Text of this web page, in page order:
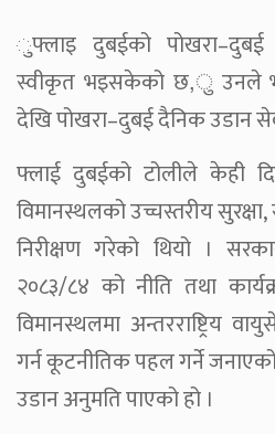
ुफ्लाइ दुबईको पोखरा–दुबई
स्वीकृत भइसकेको छ,ु उनले
देखि पोखरा–दुबई दैनिक उडान
फ्लाई दुबईको टोलीले केही
विमानस्थलको उच्चस्तरीय
निरीक्षण गरेको थियो ।
२०८३/८४ को नीति तथा
विमानस्थलमा अन्तरराष्ट्रिय
गर्न कूटनीतिक पहल गर्ने
उडान अनुमति पाएको हो ।